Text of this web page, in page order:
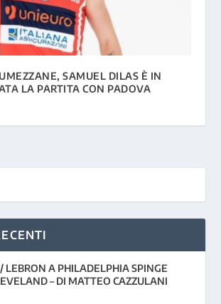
SAMUEL DILAS È IN
LA PARTITA CON PADOVA
LEBRON A PHILADELPHIA SPINGE
– DI MATTEO CAZZULANI